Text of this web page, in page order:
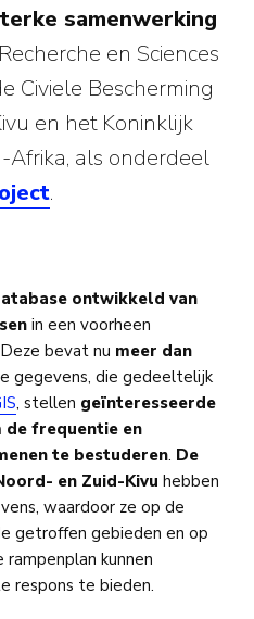
samenwerking
en Sciences
Civiele Bescherming
en het Koninklijk
Afrika, als onderdeel
.
ontwikkeld van
in een voorheen
bevat nu meer dan
gegevens, die gedeeltelijk
, stellen geïnteresseerde
de frequentie en
te bestuderen. De
en Zuid-Kivuhebben
waardoor ze op de
getroffen gebieden en op
kunnen
respons te bieden.